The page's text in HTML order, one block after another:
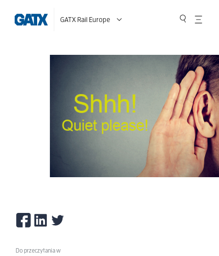
GATX Rail Europe
Do przeczytania w